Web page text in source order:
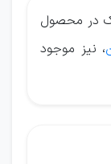
در محصول
، نیز موجود